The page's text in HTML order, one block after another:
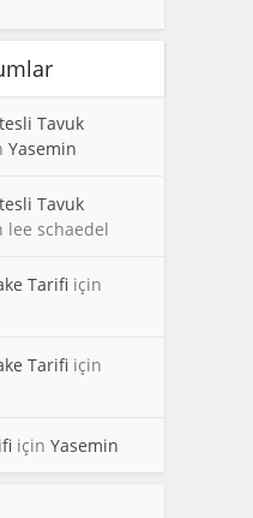
Tavuk
Yasemin
Tavuk
lee schaedel
Tarifi için
Tarifi için
için Yasemin